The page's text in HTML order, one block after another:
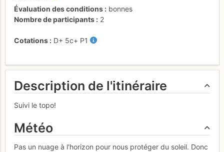
Évaluation des conditions
bonnes
Nombre de participants
2
Cotations D+ 5c+ P1
Description de l'itinéraire
Suivi le topo!
Météo
Pas un nuage à l'horizon pour nous protéger du soleil. Donc